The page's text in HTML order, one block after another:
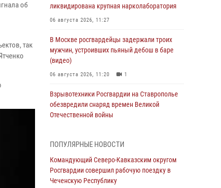
об
так
ликвидирована крупная нарколаборатория
06 августа 2026, 11:27
В Москве росгвардейцы задержали троих
мужчин, устроивших пьяный дебош в баре
(видео)
06 августа 2026, 11:20 1
Взрывотехники Росгвардии на Ставрополье
обезвредили снаряд времен Великой
Отечественной войны
Подвиги героев‑росгвардейцев увековечили
в новой музейной экспозиции белгородского
музея‑диорамы «Курская битва.
Белгородское направление»
ПОПУЛЯРНЫЕ НОВОСТИ
Командующий Северо-Кавказским округом
Росгвардии совершил рабочую поездку в
Чеченскую Республику